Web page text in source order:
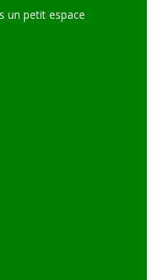
un petit espace